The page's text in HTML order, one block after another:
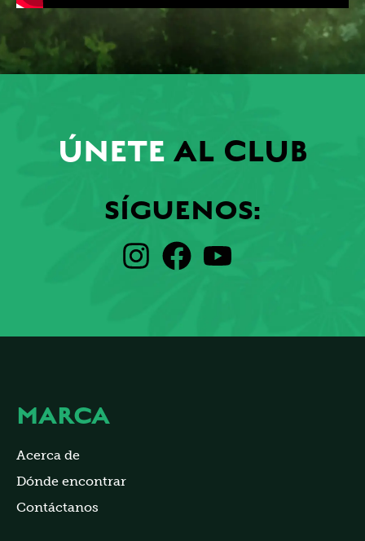
ÚNETE AL CLUB
SÍGUENOS:
MARCA
Acerca de
Dónde encontrar
Contáctanos